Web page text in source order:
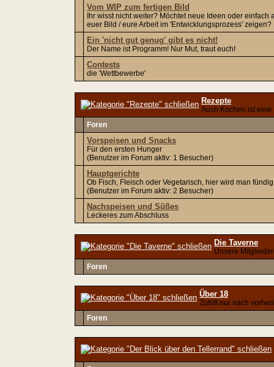
Vom WIP zum fertigen Bild
Ihr wisst nicht weiter? Möchtet neue Ideen oder einfach
euer Bild / eure Arbeit im 'Entwicklungsprozess' zeigen?
Ein 'nicht gut genug' gibt es nicht!
Der Name ist Programm! Nur Mut, traut euch!
Contests
die 'Wettbewerbe'
Rezepte
Auch Kochen ist eine
Foren
Vorspeisen und Snacks
Für den ersten Hunger
(Benutzer im Forum aktiv: 1 Besucher)
Hauptgerichte
Ob Fisch, Fleisch oder Vegetarisch, hier wird man fündig
(Benutzer im Forum aktiv: 2 Besucher)
Nachspeisen und Süßes
Leckeres zum Abschluss
Die Taverne
Unsere
Foren
Über 18
Zutritt nur nach
Foren